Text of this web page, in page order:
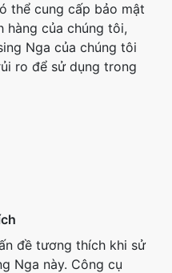
thể cung cấp bảo mật
hàng của chúng tôi,
Nga của chúng tôi
ro để sử dụng trong
đề tương thích khi sử
Nga này. Công cụ